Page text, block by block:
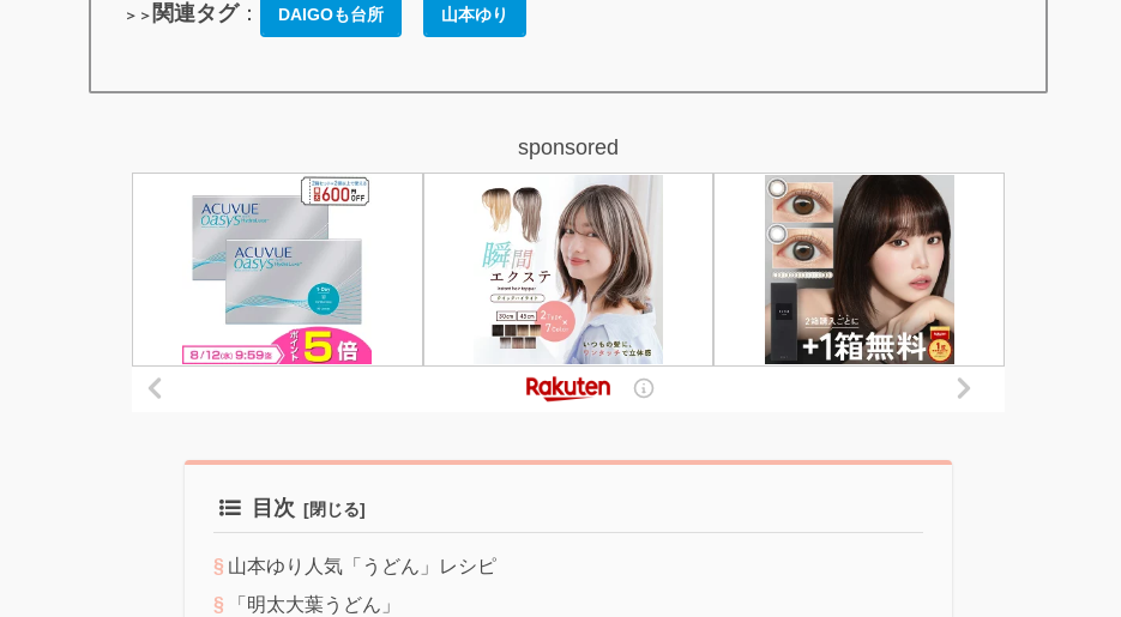
＞＞ 関連タグ： DAIGOも台所 山本ゆり
sponsored
目次
山本ゆり人気「うどん」レシピ
「明太大葉うどん」